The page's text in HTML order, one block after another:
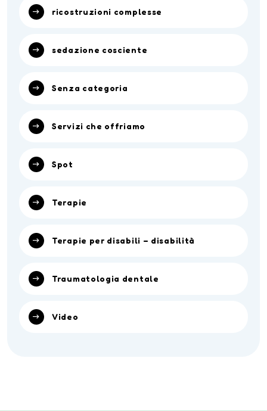
ricostruzioni complesse
sedazione cosciente
Senza categoria
Servizi che offriamo
Spot
Terapie
Terapie per disabili – disabilità
Traumatologia dentale
Video